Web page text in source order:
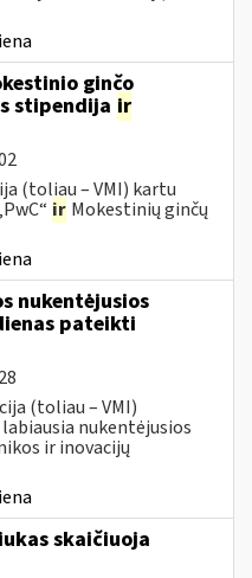
ginčo
stipendija ir
(toliau – VMI) kartu
ir Mokestinių ginčų
nukentėjusios
pateikti
(toliau – VMI)
nukentėjusios
ir inovacijų
skaičiuoja